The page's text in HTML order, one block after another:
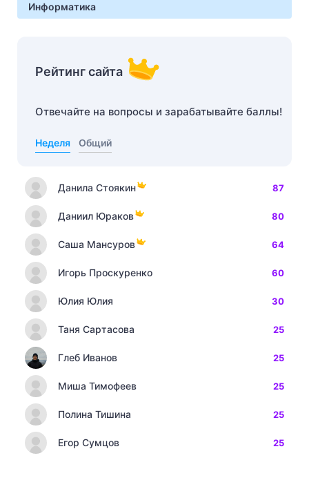
Информатика
Рейтинг сайта
Отвечайте на вопросы и зарабатывайте баллы!
Неделя Общий
Данила Стоякин 87
Даниил Юраков 80
Саша Мансуров 64
Игорь Проскуренко 60
Юлия Юлия 30
Таня Сартасова 25
Глеб Иванов 25
Миша Тимофеев 25
Полина Тишина 25
Егор Сумцов 25